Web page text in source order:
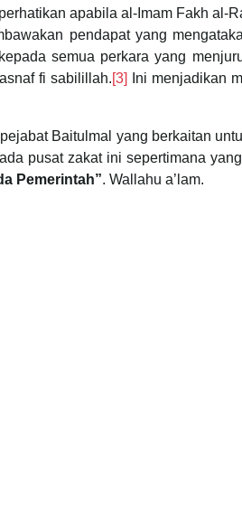
apabila al-Imam Fakh al-
pendapat yang
semua perkara yang
fi sabilillah.[3]
Ini menjadikan
Baitulmal yang berkaitan
pusat zakat ini sepertimana
Pemerintah”. Wallahu a’lam.